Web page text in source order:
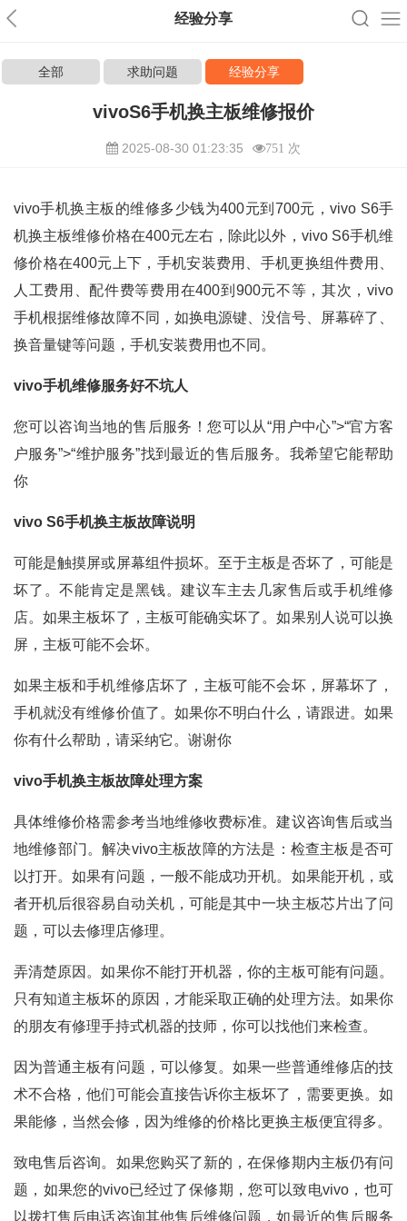
经验分享
全部 求助问题 经验分享
vivoS6手机换主板维修报价
2025-08-30 01:23:35 751 次
vivo手机换主板的维修多少钱为400元到700元，vivo S6手
机换主板维修价格在400元左右，除此以外，vivo S6手机维
修价格在400元上下，手机安装费用、手机更换组件费用、
人工费用、配件费等费用在400到900元不等，其次，vivo
手机根据维修故障不同，如换电源键、没信号、屏幕碎了、
换音量键等问题，手机安装费用也不同。
vivo手机维修服务好不坑人
您可以咨询当地的售后服务！您可以从“用户中心”>“官方客
户服务”>“维护服务”找到最近的售后服务。我希望它能帮助
你
vivo S6手机换主板故障说明
可能是触摸屏或屏幕组件损坏。至于主板是否坏了，可能是
坏了。不能肯定是黑钱。建议车主去几家售后或手机维修
店。如果主板坏了，主板可能确实坏了。如果别人说可以换
屏，主板可能不会坏。
如果主板和手机维修店坏了，主板可能不会坏，屏幕坏了，
手机就没有维修价值了。如果你不明白什么，请跟进。如果
你有什么帮助，请采纳它。谢谢你
vivo手机换主板故障处理方案
具体维修价格需参考当地维修收费标准。建议咨询售后或当
地维修部门。解决vivo主板故障的方法是：检查主板是否可
以打开。如果有问题，一般不能成功开机。如果能开机，或
者开机后很容易自动关机，可能是其中一块主板芯片出了问
题，可以去修理店修理。
弄清楚原因。如果你不能打开机器，你的主板可能有问题。
只有知道主板坏的原因，才能采取正确的处理方法。如果你
的朋友有修理手持式机器的技师，你可以找他们来检查。
因为普通主板有问题，可以修复。如果一些普通维修店的技
术不合格，他们可能会直接告诉你主板坏了，需要更换。如
果能修，当然会修，因为维修的价格比更换主板便宜得多。
致电售后咨询。如果您购买了新的，在保修期内主板仍有问
题，如果您的vivo已经过了保修期，您可以致电vivo，也可
以拨打售后电话咨询其他售后维修问题，如最近的售后服务